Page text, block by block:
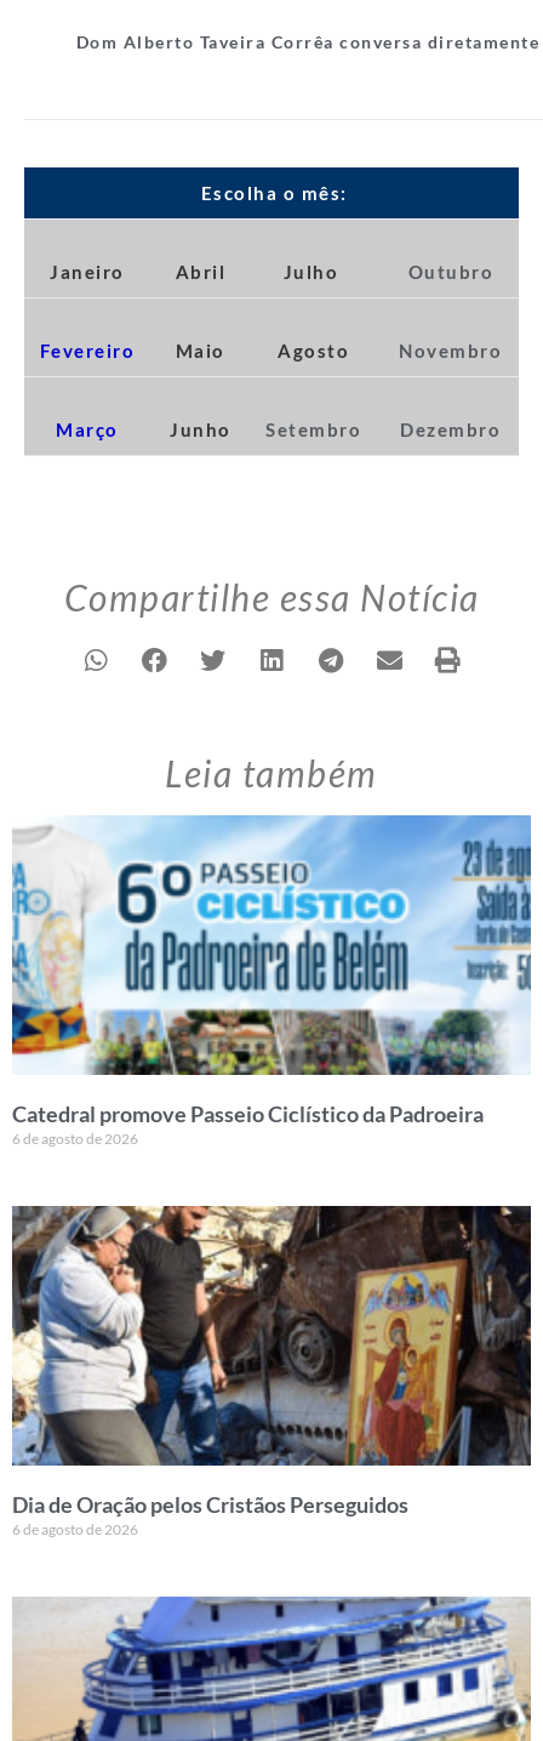
Dom Alberto Taveira Corrêa conversa
Escolha o mês:
Janeiro Abril Julho Outubro
Fevereiro Maio Agosto Novembro
Março Junho Setembro Dezembro
Compartilhe essa Notícia
Leia também
Catedral promove Passeio Ciclístico da Padroeira
6 de agosto de 2026
Dia de Oração pelos Cristãos Perseguidos
6 de agosto de 2026